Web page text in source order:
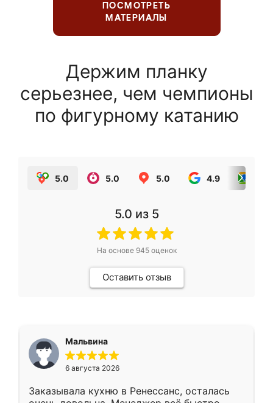
ПОСМОТРЕТЬ
МАТЕРИАЛЫ
Держим планку
серьезнее, чем чемпионы
по фигурному катанию
5.0 5.0 5.0 4.9
5.0 из 5
На основе 945оценок
Оставить отзыв
Мальвина
6 августа 2026
Заказывала кухню в Ренессанс, осталась